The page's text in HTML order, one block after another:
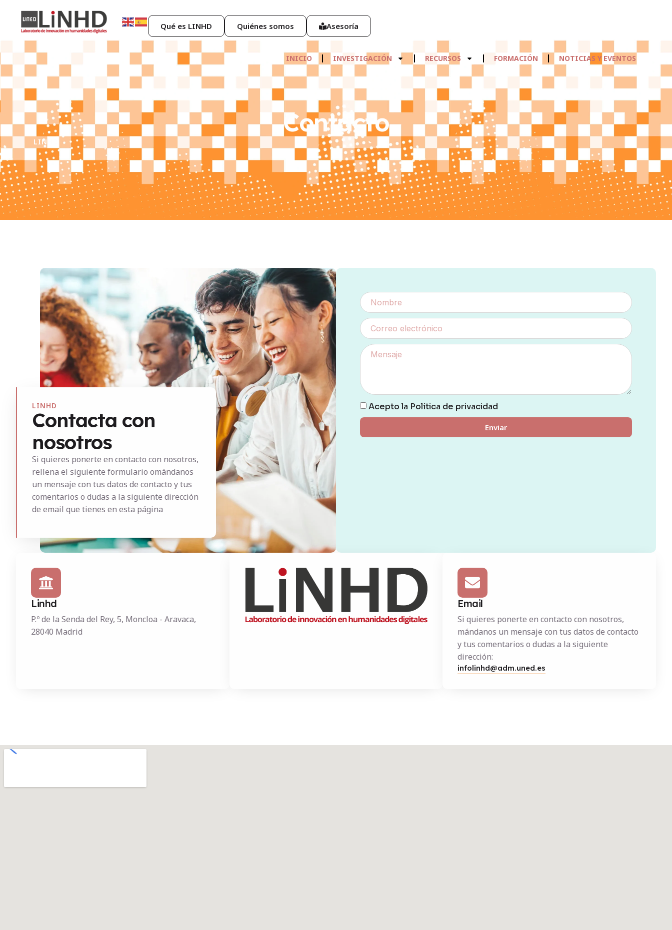
Qué es LINHD Quiénes somos Asesoría
INICIO INVESTIGACIÓN RECURSOS FORMACIÓN NOTICIAS Y EVENTOS
Contacto
LINHD
LINHD
Contacta con
nosotros
Si quieres ponerte en contacto con nosotros,
rellena el siguiente formulario omándanos
un mensaje con tus datos de contacto y tus
comentarios o dudas a la siguiente dirección
de email que tienes en esta página
Acepto la Política de privacidad
Enviar
Linhd
P.º de la Senda del Rey, 5, Moncloa - Aravaca,
28040 Madrid
Email
Si quieres ponerte en contacto con nosotros,
mándanos un mensaje con tus datos de contacto
y tus comentarios o dudas a la siguiente
dirección:
infolinhd@adm.uned.es